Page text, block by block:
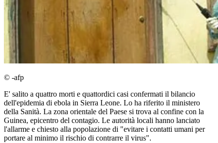
© -afp
E' salito a quattro morti e quattordici casi confermati il bilancio
dell'epidemia di ebola in Sierra Leone. Lo ha riferito il ministero
della Sanità. La zona orientale del Paese si trova al confine con la
Guinea, epicentro del contagio. Le autorità locali hanno lanciato
l'allarme e chiesto alla popolazione di "evitare i contatti umani per
portare al minimo il rischio di contrarre il virus".